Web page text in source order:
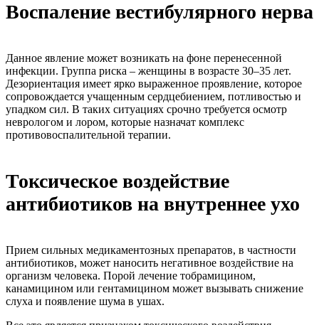
Воспаление вестибулярного нерва
Данное явление может возникать на фоне перенесенной
инфекции. Группа риска – женщины в возрасте 30–35 лет.
Дезориентация имеет ярко выраженное проявление, которое
сопровождается учащенным сердцебиением, потливостью и
упадком сил. В таких ситуациях срочно требуется осмотр
неврологом и лором, которые назначат комплекс
противовоспалительной терапии.
Токсическое воздействие
антибиотиков на внутреннее ухо
Прием сильных медикаментозных препаратов, в частности
антибиотиков, может наносить негативное воздействие на
организм человека. Порой лечение тобрамицином,
канамицином или гентамицином может вызывать снижение
слуха и появление шума в ушах.